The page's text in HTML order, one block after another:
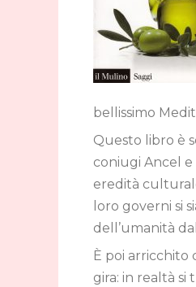
bellissimo
Questo libro è
coniugi Ancel
eredità
loro governi si
dell’umanità
È poi arricchito
gira: in realtà